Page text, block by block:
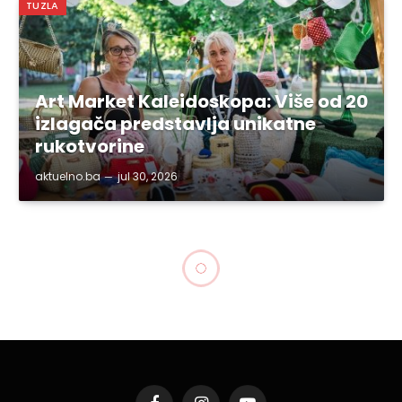
TUZLA
Art Market Kaleidoskopa: Više od 20
izlagača predstavlja unikatne
rukotvorine
aktuelno.ba jul 30, 2026